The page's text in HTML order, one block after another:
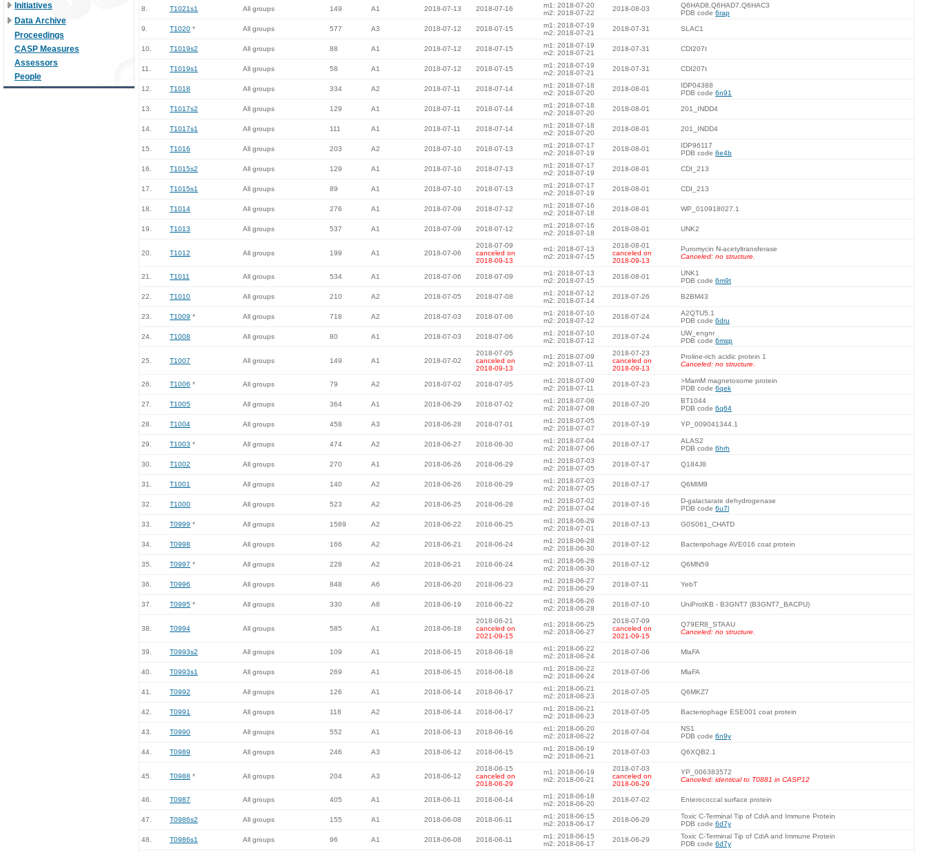
Initiatives
Data Archive
Proceedings
CASP Measures
Assessors
People
8. T1021s1 All groups 149 A1 2018-07-13 2018-07-16
m1: 2018-07-20
m2: 2018-07-22
2018-08-03
Q6HAD8,Q6HAD7,Q6HAC3
PDB code 6rap
9. T1020 * All groups 577 A3 2018-07-12 2018-07-15
m1: 2018-07-19
m2: 2018-07-21
2018-07-31 SLAC1
10. T1019s2 All groups 88 A1 2018-07-12 2018-07-15
m1: 2018-07-19
m2: 2018-07-21
2018-07-31 CDI207t
11. T1019s1 All groups 58 A1 2018-07-12 2018-07-15
m1: 2018-07-19
m2: 2018-07-21
2018-07-31 CDI207t
12. T1018 All groups 334 A2 2018-07-11 2018-07-14
m1: 2018-07-18
m2: 2018-07-20
2018-08-01
IDP04388
PDB code 6n91
13. T1017s2 All groups 129 A1 2018-07-11 2018-07-14
m1: 2018-07-18
m2: 2018-07-20
2018-08-01 201_INDD4
14. T1017s1 All groups 111 A1 2018-07-11 2018-07-14
m1: 2018-07-18
m2: 2018-07-20
2018-08-01 201_INDD4
15. T1016 All groups 203 A2 2018-07-10 2018-07-13
m1: 2018-07-17
m2: 2018-07-19
2018-08-01
IDP96117
PDB code 6e4b
16. T1015s2 All groups 129 A1 2018-07-10 2018-07-13
m1: 2018-07-17
m2: 2018-07-19
2018-08-01 CDI_213
17. T1015s1 All groups 89 A1 2018-07-10 2018-07-13
m1: 2018-07-17
m2: 2018-07-19
2018-08-01 CDI_213
18. T1014 All groups 276 A1 2018-07-09 2018-07-12
m1: 2018-07-16
m2: 2018-07-18
2018-08-01 WP_010918027.1
19. T1013 All groups 537 A1 2018-07-09 2018-07-12
m1: 2018-07-16
m2: 2018-07-18
2018-08-01 UNK2
20. T1012 All groups 199 A1 2018-07-06
2018-07-09
canceled on
2018-09-13
m1: 2018-07-13
m2: 2018-07-15
2018-08-01
canceled on
2018-09-13
Puromycin N-acetyltransferase
Canceled: no structure.
21. T1011 All groups 534 A1 2018-07-06 2018-07-09
m1: 2018-07-13
m2: 2018-07-15
2018-08-01
UNK1
PDB code 6m9t
22. T1010 All groups 210 A2 2018-07-05 2018-07-08
m1: 2018-07-12
m2: 2018-07-14
2018-07-26 B2BM43
23. T1009 * All groups 718 A2 2018-07-03 2018-07-06
m1: 2018-07-10
m2: 2018-07-12
2018-07-24
A2QTU5.1
PDB code 6dru
24. T1008 All groups 80 A1 2018-07-03 2018-07-06
m1: 2018-07-10
m2: 2018-07-12
2018-07-24
UW_engnr
PDB code 6msp
25. T1007 All groups 149 A1 2018-07-02
2018-07-05
canceled on
2018-09-13
m1: 2018-07-09
m2: 2018-07-11
2018-07-23
canceled on
2018-09-13
Proline-rich acidic protein 1
Canceled: no structure.
26. T1006 * All groups 79 A2 2018-07-02 2018-07-05
m1: 2018-07-09
m2: 2018-07-11
2018-07-23
>MamM magnetosome protein
PDB code 6qek
27. T1005 All groups 364 A1 2018-06-29 2018-07-02
m1: 2018-07-06
m2: 2018-07-08
2018-07-20
BT1044
PDB code 6q64
28. T1004 All groups 458 A3 2018-06-28 2018-07-01
m1: 2018-07-05
m2: 2018-07-07
2018-07-19 YP_009041344.1
29. T1003 * All groups 474 A2 2018-06-27 2018-06-30
m1: 2018-07-04
m2: 2018-07-06
2018-07-17
ALAS2
PDB code 6hrh
30. T1002 All groups 270 A1 2018-06-26 2018-06-29
m1: 2018-07-03
m2: 2018-07-05
2018-07-17 Q184J8
31. T1001 All groups 140 A2 2018-06-26 2018-06-29
m1: 2018-07-03
m2: 2018-07-05
2018-07-17 Q6MIM9
32. T1000 All groups 523 A2 2018-06-25 2018-06-28
m1: 2018-07-02
m2: 2018-07-04
2018-07-16
D-galactarate dehydrogenase
PDB code 6u7l
33. T0999 * All groups 1589 A2 2018-06-22 2018-06-25
m1: 2018-06-29
m2: 2018-07-01
2018-07-13 G0S061_CHATD
34. T0998 All groups 166 A2 2018-06-21 2018-06-24
m1: 2018-06-28
m2: 2018-06-30
2018-07-12 Bacteripohage AVE016 coat protein
35. T0997 * All groups 228 A2 2018-06-21 2018-06-24
m1: 2018-06-28
m2: 2018-06-30
2018-07-12 Q6MN59
36. T0996 All groups 848 A6 2018-06-20 2018-06-23
m1: 2018-06-27
m2: 2018-06-29
2018-07-11 YebT
37. T0995 * All groups 330 A8 2018-06-19 2018-06-22
m1: 2018-06-26
m2: 2018-06-28
2018-07-10 UniProtKB - B3GNT7 (B3GNT7_BACPU)
38. T0994 All groups 585 A1 2018-06-18
2018-06-21
canceled on
2021-09-15
m1: 2018-06-25
m2: 2018-06-27
2018-07-09
canceled on
2021-09-15
Q79ER8_STAAU
Canceled: no structure.
39. T0993s2 All groups 109 A1 2018-06-15 2018-06-18
m1: 2018-06-22
m2: 2018-06-24
2018-07-06 MlaFA
40. T0993s1 All groups 269 A1 2018-06-15 2018-06-18
m1: 2018-06-22
m2: 2018-06-24
2018-07-06 MlaFA
41. T0992 All groups 126 A1 2018-06-14 2018-06-17
m1: 2018-06-21
m2: 2018-06-23
2018-07-05 Q6MKZ7
42. T0991 All groups 118 A2 2018-06-14 2018-06-17
m1: 2018-06-21
m2: 2018-06-23
2018-07-05 Bacteriophage ESE001 coat protein
43. T0990 All groups 552 A1 2018-06-13 2018-06-16
m1: 2018-06-20
m2: 2018-06-22
2018-07-04
NS1
PDB code 6n9y
44. T0989 All groups 246 A3 2018-06-12 2018-06-15
m1: 2018-06-19
m2: 2018-06-21
2018-07-03 Q6XQB2.1
45. T0988 * All groups 204 A3 2018-06-12
2018-06-15
canceled on
2018-06-29
m1: 2018-06-19
m2: 2018-06-21
2018-07-03
canceled on
2018-06-29
YP_006383572
Canceled: identical to T0881 in CASP12
46. T0987 All groups 405 A1 2018-06-11 2018-06-14
m1: 2018-06-18
m2: 2018-06-20
2018-07-02 Enterococcal surface protein
47. T0986s2 All groups 155 A1 2018-06-08 2018-06-11
m1: 2018-06-15
m2: 2018-06-17
2018-06-29
Toxic C-Terminal Tip of CdiA and Immune Protein
PDB code 6d7y
48. T0986s1 All groups 96 A1 2018-06-08 2018-06-11
m1: 2018-06-15
m2: 2018-06-17
2018-06-29
Toxic C-Terminal Tip of CdiA and Immune Protein
PDB code 6d7y